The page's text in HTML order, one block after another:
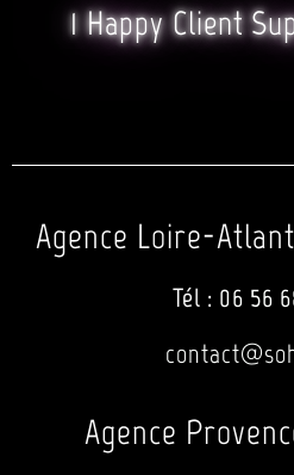
1 Happy Client
Agence Loire-
Tél : 06 56
Agence